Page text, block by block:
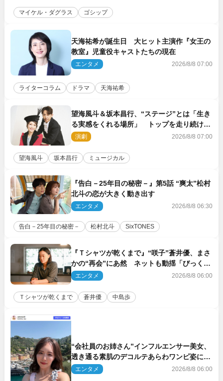
マイケル・ダグラス ゴシップ
天海祐希が誕生日 大ヒット主演作『女王の
教室』児童役キャストたちの現在
エンタメ 2026/8/8 07:00
ライターコラム ドラマ 天海祐希
望海風斗＆坂本昌行、“ステージ”とは「生き
る実感をくれる場所」 トップを走り続ける
原動力を語る
演劇 2026/8/8 07:00
望海風斗 坂本昌行 ミュージカル
『告白－25年目の秘密－』第5話 “爽太”松村
北斗の恋が大きく動き出す
エンタメ 2026/8/8 06:30
告白－25年目の秘密－ 松村北斗 SixTONES
『Ｔシャツが乾くまで』“咲子”蒼井優、まさ
かの“再会”にあ然 ネットも動揺「びっくり
した!!」「今さら?!」（ネタバレあり）
エンタメ 2026/8/8 06:00
Ｔシャツが乾くまで 蒼井優 中島歩
“会社員のお姉さん”インフルエンサー美女、
透き通る素肌のデコルテあらわワンピ姿に反
響エンタメ 2026/8/8 06:00